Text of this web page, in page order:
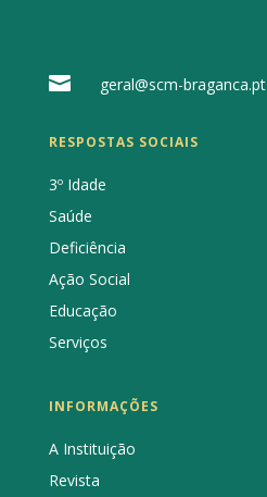
 geral@scm-braganca.pt
RESPOSTAS SOCIAIS
3º Idade
Saúde
Deficiência
Ação Social
Educação
Serviços
INFORMAÇÕES
A Instituição
Revista